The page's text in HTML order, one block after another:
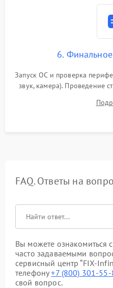
6.
Запуск ОС и проверка
звук, камера). Проведение
для контроля
системы под
FAQ. Ответы на
Вы можете
часто задаваемыми
сервисный центр “FIX-
телефону+7 (800) 301-55-
свой вопрос.